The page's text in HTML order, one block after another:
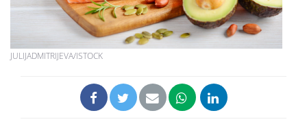
JULIJADMITRIJEVA/ISTOCK